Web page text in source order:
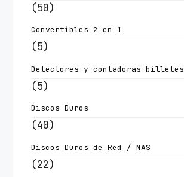
(50)
Convertibles 2 en 1
(5)
Detectores y contadoras billetes
(5)
Discos Duros
(40)
Discos Duros de Red / NAS
(22)